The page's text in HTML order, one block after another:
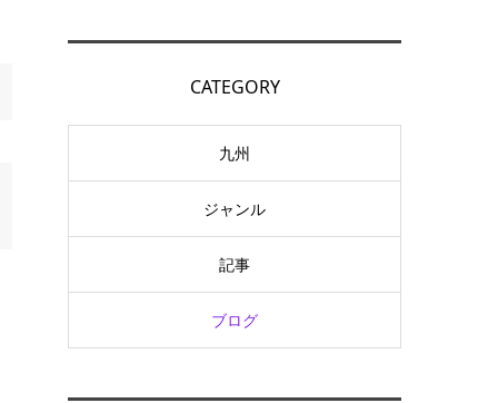
CATEGORY
九州
ジャンル
記事
ブログ